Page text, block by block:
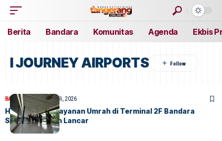
Berita Bandara Komunitas Agenda Ekbis
I JOURNEY AIRPORTS
BANDARABERITA2 Juli, 2026
Hari Pertama Layanan Umrah di Terminal 2F Bandara
Soetta Berjalan Lancar